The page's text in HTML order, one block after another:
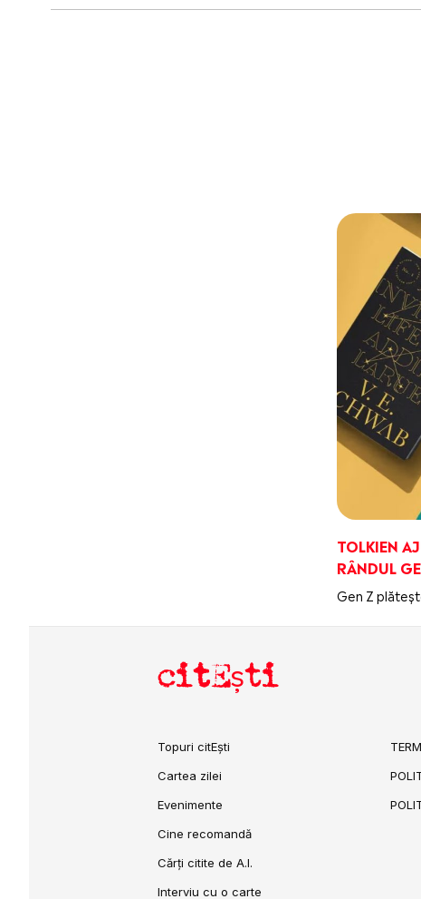
TOLKIEN
RÂNDUL
Gen Z
citEști
Topuri citEști
Cartea zilei
Evenimente
Cine recomandă
Cărți citite de A.I.
Interviu cu o carte